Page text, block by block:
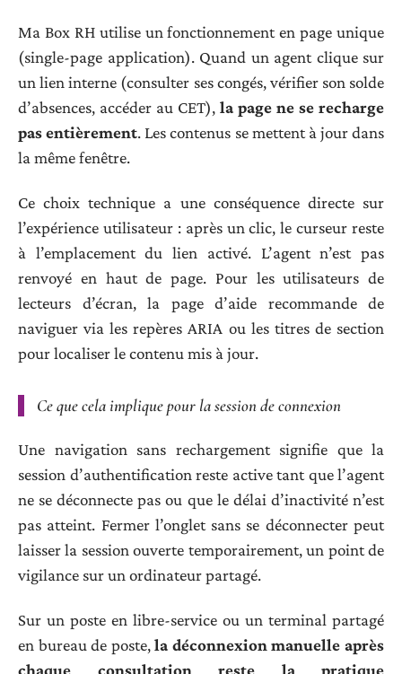
Ma Box RH utilise un fonctionnement en page unique
(single-page application). Quand un agent clique sur
un lien interne (consulter ses congés, vérifier son solde
d’absences, accéder au CET), la page ne se recharge
pas entièrement. Les contenus se mettent à jour dans
la même fenêtre.
Ce choix technique a une conséquence directe sur
l’expérience utilisateur : après un clic, le curseur reste
à l’emplacement du lien activé. L’agent n’est pas
renvoyé en haut de page. Pour les utilisateurs de
lecteurs d’écran, la page d’aide recommande de
naviguer via les repères ARIA ou les titres de section
pour localiser le contenu mis à jour.
Ce que cela implique pour la session de connexion
Une navigation sans rechargement signifie que la
session d’authentification reste active tant que l’agent
ne se déconnecte pas ou que le délai d’inactivité n’est
pas atteint. Fermer l’onglet sans se déconnecter peut
laisser la session ouverte temporairement, un point de
vigilance sur un ordinateur partagé.
Sur un poste en libre-service ou un terminal partagé
en bureau de poste,la déconnexion manuelle après